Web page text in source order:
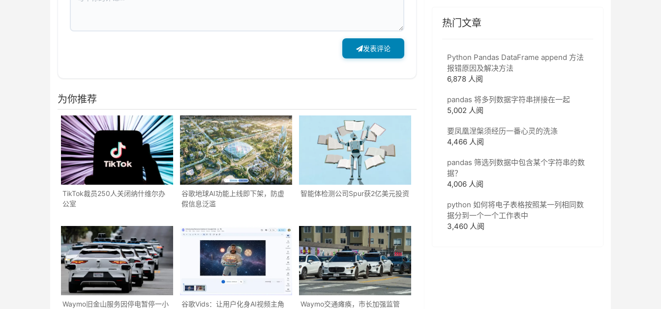
发表评论
为你推荐
TikTok裁员250人关闭纳什维尔办
公室
谷歌地球AI功能上线即下架，防虚
假信息泛滥
智能体检测公司Spur获2亿美元投资
Waymo旧金山服务因停电暂停一小 谷歌Vids：让用户化身AI视频主角 Waymo交通瘫痪，市长加强监管
热门文章
Python Pandas DataFrame append 方法
报错原因及解决方法
6,878 人阅
pandas 将多列数据字符串拼接在一起
5,002 人阅
要凤凰涅槃须经历一番心灵的洗涤
4,466 人阅
pandas 筛选列数据中包含某个字符串的数
据？
4,006 人阅
python 如何将电子表格按照某一列相同数
据分到一个一个工作表中
3,460 人阅